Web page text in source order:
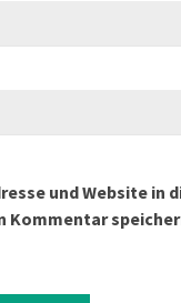
und Website in
Kommentar